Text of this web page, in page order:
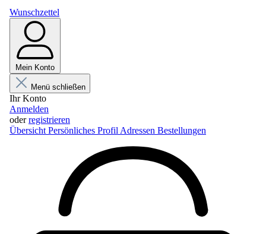
Wunschzettel
Mein Konto
Menü schließen
Ihr Konto
Anmelden
oderregistrieren
Übersicht Persönliches Profil Adressen Bestellungen